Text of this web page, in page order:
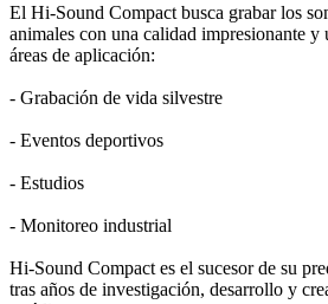
El Hi-Sound Compact busca grabar los
animales con una calidad impresionante
áreas de aplicación:
- Grabación de vida silvestre
- Eventos deportivos
- Estudios
- Monitoreo industrial
Hi-Sound Compact es el sucesor de su
tras años de investigación, desarrollo y